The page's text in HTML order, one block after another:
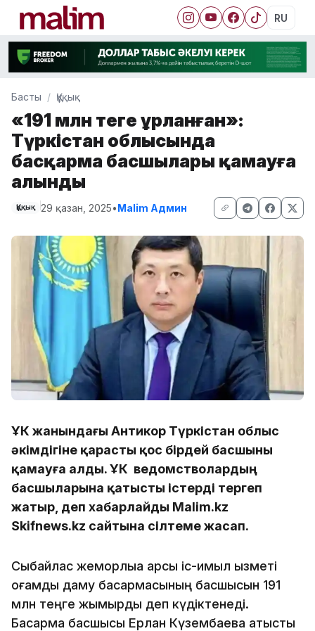
RU
Басты Құқық
«191 млн теңге ұрланған»:
Түркістан облысында
басқарма басшылары қамауға
алынды
Құқық 29 қазан, 2025•Malim Админ
ҰҚК жанындағы Антикор Түркістан облыс
әкімдігіне қарасты қос бірдей басшыны
қамауға алды. ҰҚК ведомстволардың
басшыларына қатысты істерді тергеп
жатыр, деп хабарлайды Malim.kz
Skifnews.kz cайтына сілтеме жасап.
Сыбайлас жемқорлыққа қарсы іс-қимыл қызметі
қоғамдық даму басқармасының басшысын 191
млн теңге жымқырды деп күдіктенеді.
Басқарма басшысы Ерлан Күзембаевқа қатысты